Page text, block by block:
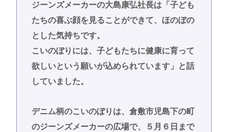
ジーンズメーカーの大島康弘社長は「子ども
たちの喜ぶ顔を見ることができて、ほのぼの
とした気持ちです。
こいのぼりには、子どもたちに健康に育って
欲しいという願いが込められています」と話
していました。
デニム柄のこいのぼりは、倉敷市児島下の町
のジーンズメーカーの広場で、５月６日まで